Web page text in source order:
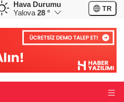
CHF
59,0083
Hava Durumu
Yalova 28 ° TR